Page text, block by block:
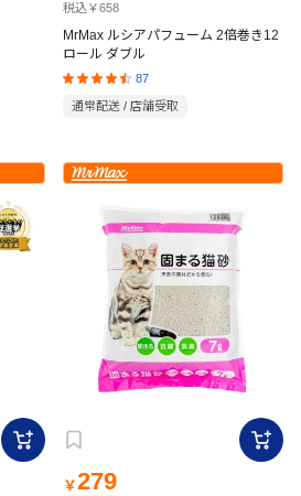
税込￥658
MrMax ルシアパフューム 2倍巻き12
ロール ダブル
87
通常配送 / 店舗受取
￥279